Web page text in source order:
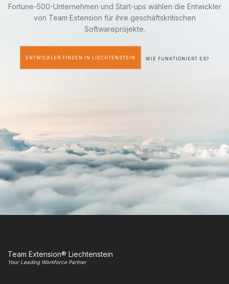
Fortune-500-Unternehmen und Start-ups wählen die Entwickler
von Team Extension für ihre geschäftskritischen
Softwareprojekte.
ENTWICKLER FINDEN IN LIECHTENSTEIN WIE FUNKTIONIERT ES?
Team Extension® Liechtenstein
Your Leading Workforce Partner